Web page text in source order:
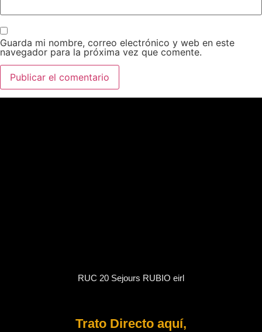
Guarda mi nombre, correo electrónico y web en este
navegador para la próxima vez que comente.
RUC 20 Sejours RUBIO eirl
Trato Directo aquí,